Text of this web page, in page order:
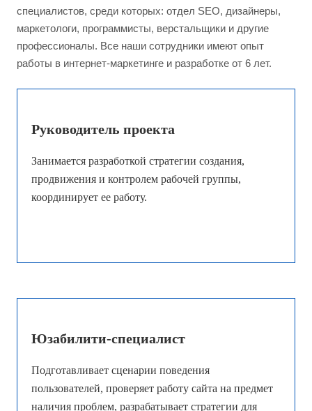
специалистов, среди которых: отдел SEO, дизайнеры,
маркетологи, программисты, верстальщики и другие
профессионалы. Все наши сотрудники имеют опыт
работы в интернет-маркетинге и разработке от 6 лет.
Руководитель проекта
Занимается разработкой стратегии создания,
продвижения и контролем рабочей группы,
координирует ее работу.
Юзабилити-специалист
Подготавливает сценарии поведения
пользователей, проверяет работу сайта на предмет
наличия проблем, разрабатывает стратегии для